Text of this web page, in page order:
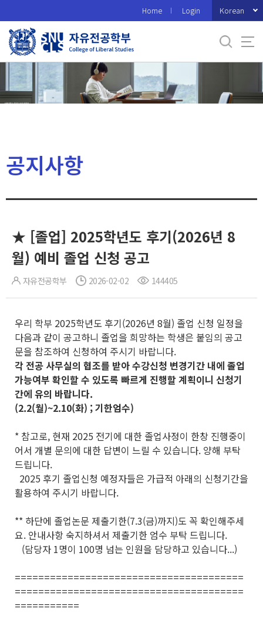
로
메
Home Login Korean
공지사항
★ [졸업] 2025학년도 후기(2026년 8
월) 예비 졸업 신청 공고
자유전공학부 2026-02-02 144405
우리 학부 2025학년도 후기(2026년 8월) 졸업 신청 일정을
다음과 같이 공고하니 졸업을 희망하는 학생은 붙임의 공고
문을 참조하여 신청하여 주시기 바랍니다.
각 전공 사무실의 협조를 받아 수강신청 변경기간 내에 졸업
가능여부 확인할 수 있도록 빠르게 진행할 계획이니 신청기
간에 유의 바랍니다.
(2.2(월)~2.10(화) ; 기한엄수)
* 참고로, 현재 2025 전기에 대한 졸업사정이 한창 진행중이
어서 개별 문의에 대한 답변이 느릴 수 있습니다. 양해 부탁
드립니다.
2025 후기 졸업신청 예정자들은 가급적 아래의 신청기간을
활용하여 주시기 바랍니다.
** 하단에 졸업논문 제출기한(7.3(금)까지)도 꼭 확인해주세
요. 안내사항 숙지하셔서 제출기한 엄수 부탁 드립니다.
(담당자 1명이 100명 넘는 인원을 담당하고 있습니다...)
=======================================
=======================================
===========